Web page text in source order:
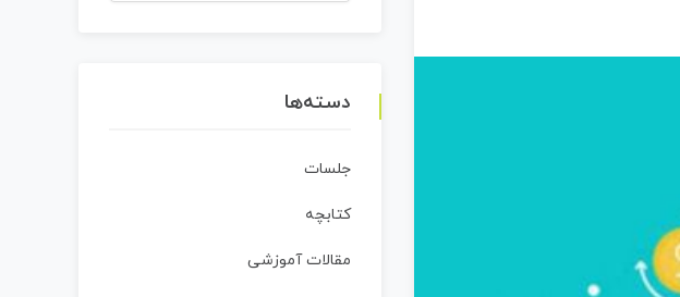
دسته‌ها
جلسات
کتابچه
مقالات آموزشی